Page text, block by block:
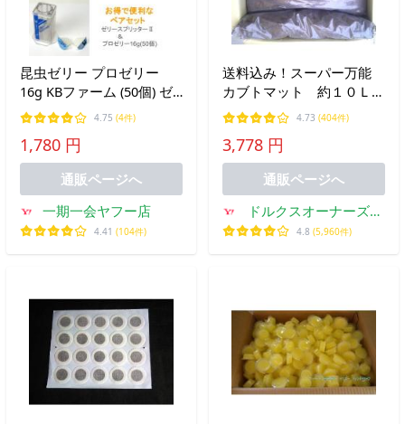
昆虫ゼリー プロゼリー
16g KBファーム (50個) ゼ
リースプリッターII (1個)
ペアセット / クワガタゼリ
ー カブトムシ ゼリー エサ
餌 ゼリーカッター
4.75 (4件)
1,780 円
通販ページへ
一期一会ヤフー店
4.41 (104件)
送料込み！スーパー万能
カブトマット 約１０Ｌ袋
×５袋セット（代引き・同
梱不可）
4.73 (404件)
3,778 円
通販ページへ
ドルクスオーナーズシ
ョップ
4.8 (5,960件)